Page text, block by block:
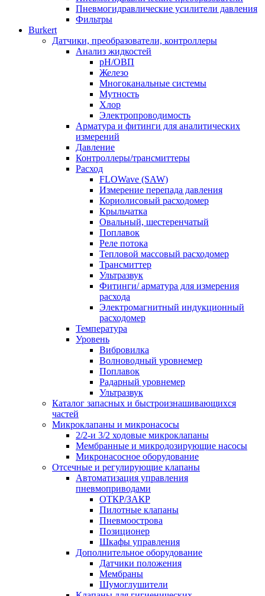
Пневмогидравлические усилители давления
Фильтры
Burkert
Датчики, преобразователи, контроллеры
Анализ жидкостей
pH/ОВП
Железо
Многоканальные системы
Мутность
Хлор
Электропроводимость
Арматура и фитинги для аналитических
измерений
Давление
Контроллеры/трансмиттеры
Расход
FLOWave (SAW)
Измерение перепада давления
Кориолисовый расходомер
Крыльчатка
Овальный, шестеренчатый
Поплавок
Реле потока
Тепловой массовый расходомер
Трансмиттер
Ультразвук
Фитинги/ арматура для измерения
расхода
Электромагнитный индукционный
расходомер
Температура
Уровень
Вибровилка
Волноводный уровнемер
Поплавок
Радарный уровнемер
Ультразвук
Каталог запасных и быстроизнашивающихся
частей
Микроклапаны и микронасосы
2/2-и 3/2 ходовые микроклапаны
Мембранные и микродозирующие насосы
Микронасосное оборудование
Отсечные и регулирующие клапаны
Автоматизация управления
пневмоприводами
ОТКР/ЗАКР
Пилотные клапаны
Пневмоострова
Позиционер
Шкафы управления
Дополнительное оборудование
Датчики положения
Мембраны
Шумоглушители